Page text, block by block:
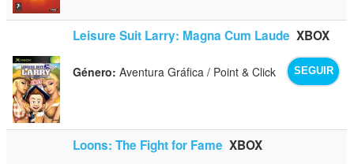
Leisure Suit Larry: Magna Cum Laude XBOX
SEGUIR
Género: Aventura Gráfica / Point & Click
Loons: The Fight for Fame XBOX